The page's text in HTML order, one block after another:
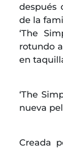
después
de la
‘The
rotundo
en
‘The
nueva
Creada